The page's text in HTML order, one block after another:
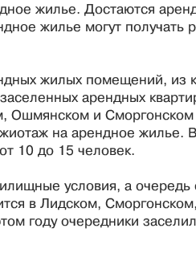
жилье. Достаются
жилье могут получать
жилых помещений, из
арендных
Ошмянском и
на арендное жилье.
10 до 15 человек.
условия, а очередь
в Лидском,
году очередники